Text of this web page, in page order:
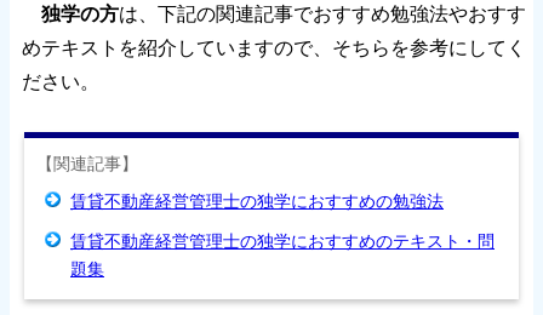
独学の方は、下記の関連記事でおすすめ勉強法やおすす
めテキストを紹介していますので、そちらを参考にしてく
ださい。
【関連記事】
賃貸不動産経営管理士の独学におすすめの勉強法
賃貸不動産経営管理士の独学におすすめのテキスト・問
題集